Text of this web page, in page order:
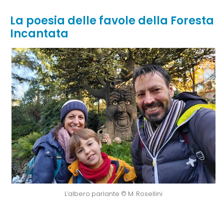
La poesia delle favole della Foresta
Incantata
L’albero parlante © M. Rosellini